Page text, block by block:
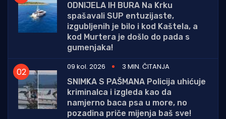
ODNIJELA IH BURA Na Krku
spašavali SUP entuzijaste,
izgubljenih je bilo i kod Kaštela, a
kod Murtera je došlo do pada s
gumenjaka!
09 kol. 2026
3 MIN. ČITANJA
SNIMKA S PAŠMANA Policija uhićuje
kriminalca i izgleda kao da
namjerno baca psa u more, no
pozadina priče mijenja baš sve!